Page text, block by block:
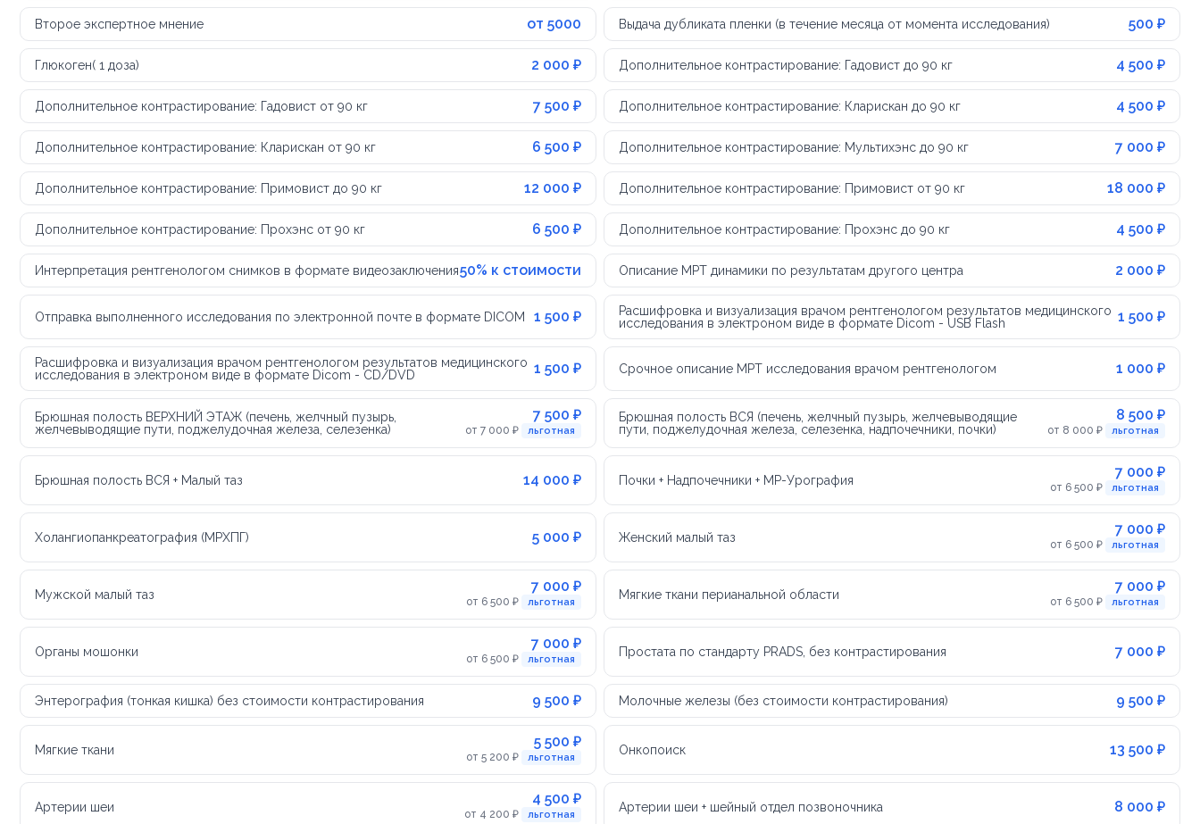
Второе экспертное мнение от 5000 Выдача дубликата пленки (в течение месяца от момента исследования) 500 ₽
Глюкоген( 1 доза) 2 000 ₽ Дополнительное контрастирование: Гадовист до 90 кг 4 500 ₽
Дополнительное контрастирование: Гадовист от 90 кг 7 500 ₽ Дополнительное контрастирование: Кларискан до 90 кг 4 500 ₽
Дополнительное контрастирование: Кларискан от 90 кг 6 500 ₽ Дополнительное контрастирование: Мультихэнс до 90 кг 7 000 ₽
Дополнительное контрастирование: Примовист до 90 кг 12 000 ₽ Дополнительное контрастирование: Примовист от 90 кг 18 000 ₽
Дополнительное контрастирование: Прохэнс от 90 кг 6 500 ₽ Дополнительное контрастирование: Прохэнс до 90 кг 4 500 ₽
Интерпретация рентгенологом снимков в формате видеозаключения50% к стоимости Описание МРТ динамики по результатам другого центра 2 000 ₽
Отправка выполненного исследования по электронной почте в формате DICOM 1 500 ₽
Расшифровка и визуализация врачом рентгенологом результатов медицинского
исследования в электроном виде в формате Dicom - USB Flash
1 500 ₽
Расшифровка и визуализация врачом рентгенологом результатов медицинского
исследования в электроном виде в формате Dicom - CD/DVD
1 500 ₽ Срочное описание МРТ исследования врачом рентгенологом 1 000 ₽
Брюшная полость ВЕРХНИЙ ЭТАЖ (печень, желчный пузырь,
желчевыводящие пути, поджелудочная железа, селезенка)
7 500 ₽
от 7 000 ₽ льготная
Брюшная полость ВСЯ (печень, желчный пузырь, желчевыводящие
пути, поджелудочная железа, селезенка, надпочечники, почки)
8 500 ₽
от 8 000 ₽ льготная
Брюшная полость ВСЯ + Малый таз 14 000 ₽ Почки + Надпочечники + МР-Урография 7 000 ₽
от 6 500 ₽ льготная
Холангиопанкреатография (МРХПГ) 5 000 ₽ Женский малый таз 7 000 ₽
от 6 500 ₽ льготная
Мужской малый таз 7 000 ₽
от 6 500 ₽ льготная
Мягкие ткани перианальной области 7 000 ₽
от 6 500 ₽ льготная
Органы мошонки 7 000 ₽
от 6 500 ₽ льготная
Простата по стандарту PRADS, без контрастирования 7 000 ₽
Энтерография (тонкая кишка) без стоимости контрастирования 9 500 ₽ Молочные железы (без стоимости контрастирования) 9 500 ₽
Мягкие ткани 5 500 ₽
от 5 200 ₽ льготная
Онкопоиск 13 500 ₽
Артерии шеи 4 500 ₽
от 4 200 ₽ льготная
Артерии шеи + шейный отдел позвоночника 8 000 ₽